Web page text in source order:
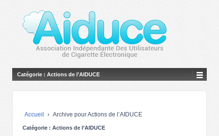
Catégorie : Actions de l’AIDUCE
Accueil › Archive pour Actions de l’AIDUCE
Catégorie : Actions de l’AIDUCE